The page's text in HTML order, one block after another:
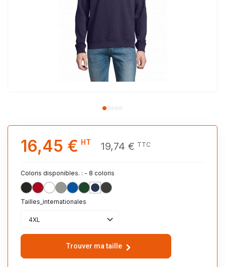
16,45 € HT 19,74 € TTC
Coloris disponibles. : - 8 coloris
NOIR_312
ROUGE_145
BLANC_102
GRIS_CHINE_360
ROYAL_241
VERT_BOUTEILLE_264
FRENCH_MARINE_319
ANTHRACITE_FONCE_373
Tailles_internationales
4XL
Trouver ma taille